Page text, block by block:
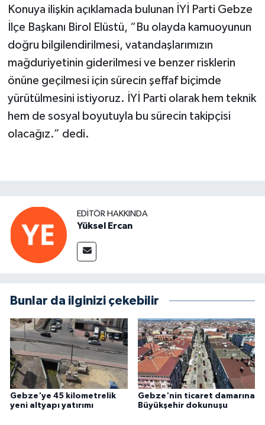
Konuya ilişkin açıklamada bulunan İYİ Parti Gebze
İlçe Başkanı Birol Elüstü, “Bu olayda kamuoyunun
doğru bilgilendirilmesi, vatandaşlarımızın
mağduriyetinin giderilmesi ve benzer risklerin
önüne geçilmesi için sürecin şeffaf biçimde
yürütülmesini istiyoruz. İYİ Parti olarak hem teknik
hem de sosyal boyutuyla bu sürecin takipçisi
olacağız.” dedi.
EDITÖR HAKKINDA
Yüksel Ercan
Bunlar da ilginizi çekebilir
Gebze'ye 45 kilometrelik
yeni altyapı yatırımı
Gebze'nin ticaret damarına
Büyükşehir dokunuşu